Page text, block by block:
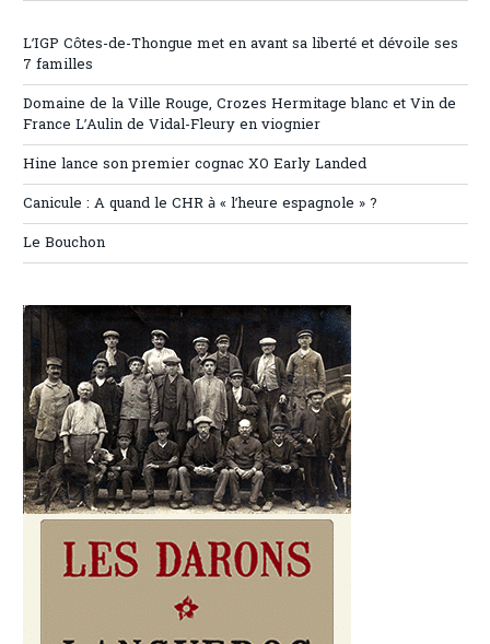
L’IGP Côtes-de-Thongue met en avant sa liberté et dévoile ses
7 familles
Domaine de la Ville Rouge, Crozes Hermitage blanc et Vin de
France L’Aulin de Vidal-Fleury en viognier
Hine lance son premier cognac XO Early Landed
Canicule : A quand le CHR à « l’heure espagnole » ?
Le Bouchon